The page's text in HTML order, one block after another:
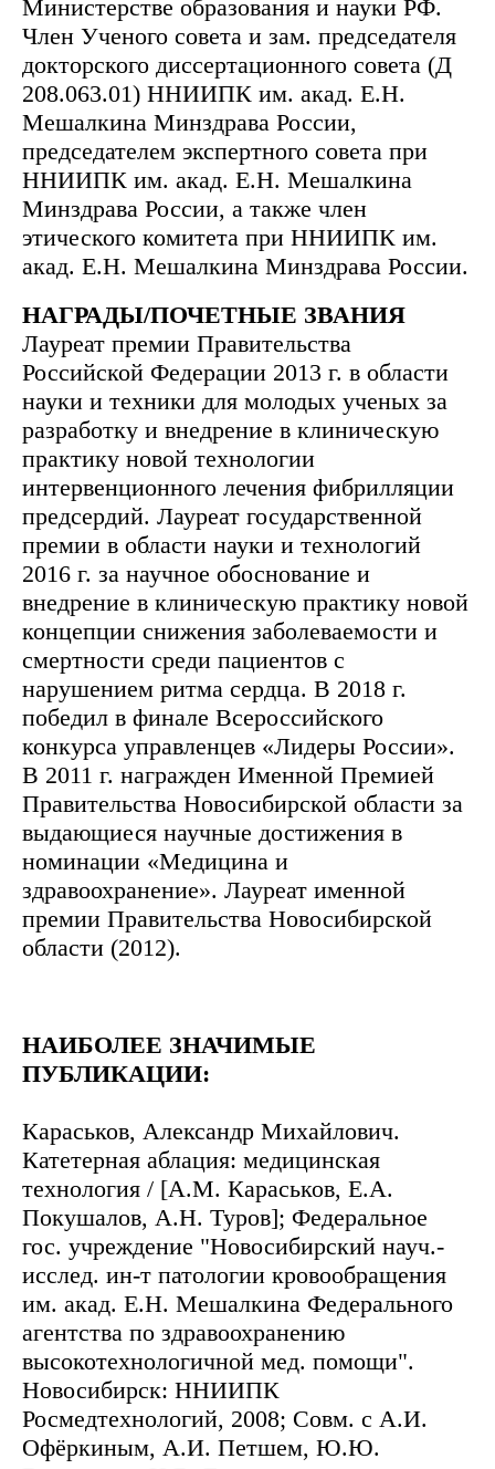
Министерстве образования и науки РФ.
Член Ученого совета и зам. председателя
докторского диссертационного совета (Д
208.063.01) ННИИПК им. акад. Е.Н.
Мешалкина Минздрава России,
председателем экспертного совета при
ННИИПК им. акад. Е.Н. Мешалкина
Минздрава России, а также член
этического комитета при ННИИПК им.
акад. Е.Н. Мешалкина Минздрава России.
НАГРАДЫ/ПОЧЕТНЫЕ ЗВАНИЯ
Лауреат премии Правительства
Российской Федерации 2013 г. в области
науки и техники для молодых ученых за
разработку и внедрение в клиническую
практику новой технологии
интервенционного лечения фибрилляции
предсердий. Лауреат государственной
премии в области науки и технологий
2016 г. за научное обоснование и
внедрение в клиническую практику новой
концепции снижения заболеваемости и
смертности среди пациентов с
нарушением ритма сердца. В 2018 г.
победил в финале Всероссийского
конкурса управленцев «Лидеры России».
В 2011 г. награжден Именной Премией
Правительства Новосибирской области за
выдающиеся научные достижения в
номинации «Медицина и
здравоохранение». Лауреат именной
премии Правительства Новосибирской
области (2012).
НАИБОЛЕЕ ЗНАЧИМЫЕ
ПУБЛИКАЦИИ:
Караськов, Александр Михайлович.
Катетерная аблация: медицинская
технология / [А.М. Караськов, Е.А.
Покушалов, А.Н. Туров]; Федеральное
гос. учреждение "Новосибирский науч.-
исслед. ин-т патологии кровообращения
им. акад. Е.Н. Мешалкина Федерального
агентства по здравоохранению
высокотехнологичной мед. помощи".
Новосибирск: ННИИПК
Росмедтехнологий, 2008; Совм. с А.И.
Офёркиным, А.И. Петшем, Ю.Ю.